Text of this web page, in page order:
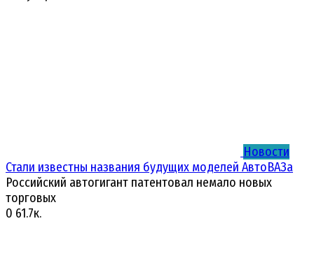
Новости
Стали известны названия будущих моделей АвтоВАЗа
Российский автогигант патентовал немало новых
торговых
0 61.7к.